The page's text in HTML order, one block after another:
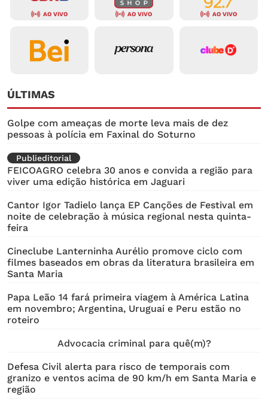
AO VIVO AO VIVO AO VIVO
ÚLTIMAS
Golpe com ameaças de morte leva mais de dez
pessoas à polícia em Faxinal do Soturno
Publieditorial
FEICOAGRO celebra 30 anos e convida a região para
viver uma edição histórica em Jaguari
Cantor Igor Tadielo lança EP Canções de Festival em
noite de celebração à música regional nesta quinta-
feira
Cineclube Lanterninha Aurélio promove ciclo com
filmes baseados em obras da literatura brasileira em
Santa Maria
Papa Leão 14 fará primeira viagem à América Latina
em novembro; Argentina, Uruguai e Peru estão no
roteiro
Advocacia criminal para quê(m)?
Defesa Civil alerta para risco de temporais com
granizo e ventos acima de 90 km/h em Santa Maria e
região